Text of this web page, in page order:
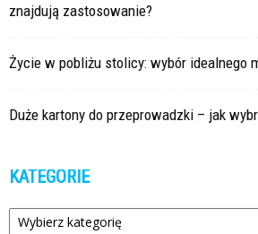
znajdują zastosowanie?
Życie w pobliżu stolicy: wybór idealnego
Duże kartony do przeprowadzki – jak
KATEGORIE
Kategorie